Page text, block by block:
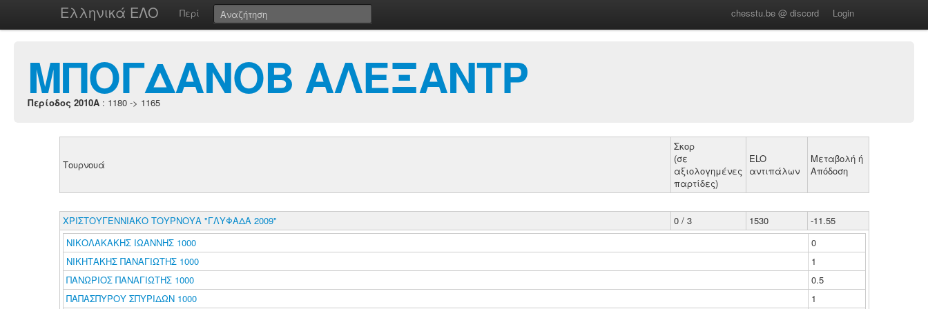
Ελληνικά ΕΛΟ Περί chesstu.be @ discord Login
ΜΠΟΓΔΑΝΟΒ ΑΛΕΞΑΝΤΡ
Περίοδος 2010A : 1180 -> 1165
Τουρνουά
Σκορ
(σε
αξιολογημένες
παρτίδες)
ELO
αντιπάλων
Μεταβολή ή
Απόδοση
ΧΡΙΣΤΟΥΓΕΝΝΙΑΚΟ ΤΟΥΡΝΟΥΑ "ΓΛΥΦΑΔΑ 2009" 0 / 3 1530
-11.55
ΝΙΚΟΛΑΚΑΚΗΣ ΙΩΑΝΝΗΣ 1000
0
ΝΙΚΗΤΑΚΗΣ ΠΑΝΑΓΙΩΤΗΣ 1000
1
ΠΑΝΩΡΙΟΣ ΠΑΝΑΓΙΩΤΗΣ 1000
0.5
ΠΑΠΑΣΠΥΡΟΥ ΣΠΥΡΙΔΩΝ 1000
1